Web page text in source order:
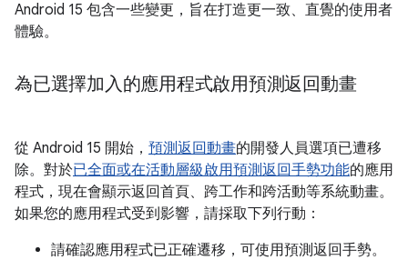
Android 15 包含一些變更，旨在打造更一致、直覺的使用者
體驗。
為已選擇加入的應用程式啟用預測返回動畫
從 Android 15 開始， 預測返回動畫的開發人員選項已遭移
除。對於已全面或在活動層級啟用預測返回手勢功能的應用
程式，現在會顯示返回首頁、跨工作和跨活動等系統動畫。
如果您的應用程式受到影響，請採取下列行動：
請確認應用程式已正確遷移，可使用預測返回手勢。